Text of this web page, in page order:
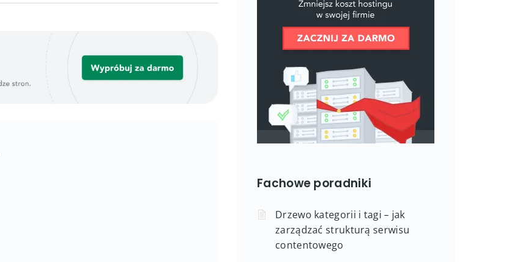
Fachowe poradniki
Drzewo kategorii i tagi – jak
zarządzać strukturą serwisu
contentowego